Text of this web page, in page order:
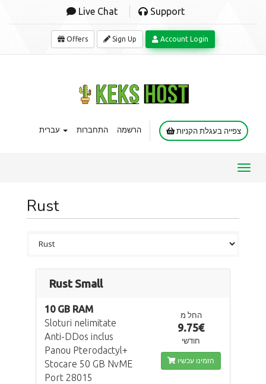
Live Chat Support
Offers Sign Up Account Login
התחברות הרשמה צפייה בעגלת הקניות
Rust
Rust Small
10 GB RAM
Sloturi nelimitate
Anti-DDos inclus
Panou Pterodactyl+
Stocare 50 GB NvME
Port 28015
החל מ
9.75€
חודשי
הזמינו עכשיו